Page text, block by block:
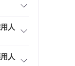
人
人